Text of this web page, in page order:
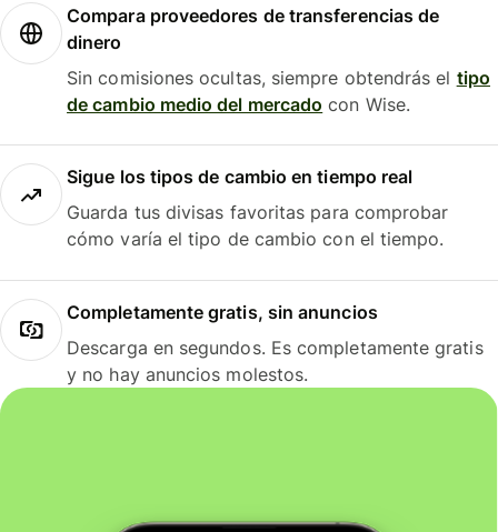
Compara proveedores de transferencias de
dinero
Sin comisiones ocultas, siempre obtendrás el tipo
de cambio medio del mercado con Wise.
Sigue los tipos de cambio en tiempo real
Guarda tus divisas favoritas para comprobar
cómo varía el tipo de cambio con el tiempo.
Completamente gratis, sin anuncios
Descarga en segundos. Es completamente gratis
y no hay anuncios molestos.